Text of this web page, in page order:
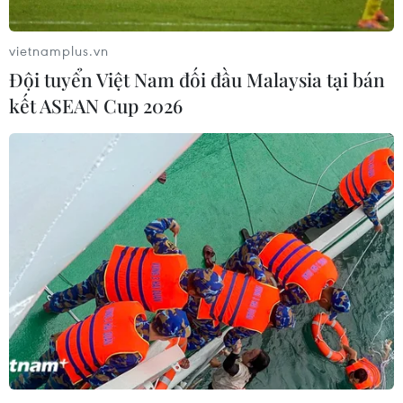
Thủy quân lục chiến Indonesia và Mỹ tiến
hành tập trận chung
13/06/2021 14:18
Trung tá Supriyono cho biết cuộc tập trận trong rừng
được thực hiện nhằm trau dồi khả năng chiến đấu của
Thủy quân lục chiến hai nước vốn phải đối mặt với địa
hình rừng rậm và đồi núi.
vietnamplus.vn
Đội tuyển Việt Nam đối đầu Malaysia tại bán
kết ASEAN Cup 2026